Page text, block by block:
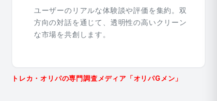
ユーザーのリアルな体験談や評価を集約。双
方向の対話を通じて、透明性の高いクリーン
な市場を共創します。
トレカ・オリパの専門調査メディア「オリパGメン」